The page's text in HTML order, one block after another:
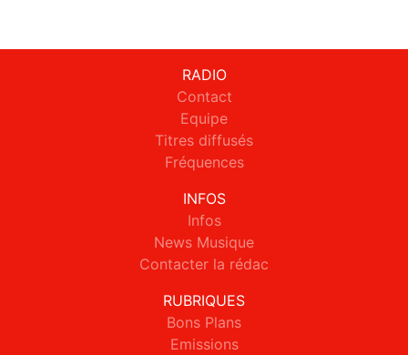
RADIO
Contact
Equipe
Titres diffusés
Fréquences
INFOS
Infos
News Musique
Contacter la rédac
RUBRIQUES
Bons Plans
Emissions